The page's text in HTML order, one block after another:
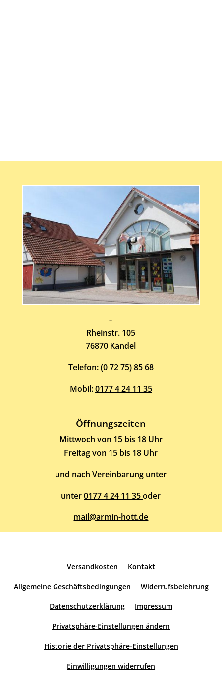
Rheinstr. 105
76870 Kandel
Telefon:(0 72 75) 85 68
Mobil:0177 4 24 11 35
Öffnungszeiten
Mittwoch von 15 bis 18 Uhr
Freitag von 15 bis 18 Uhr
und nach Vereinbarung unter
unter0177 4 24 11 35oder
mail@armin-hott.de
Versandkosten Kontakt
Allgemeine Geschäftsbedingungen Widerrufsbelehrung
Datenschutzerklärung Impressum
Privatsphäre-Einstellungen ändern
Historie der Privatsphäre-Einstellungen
Einwilligungen widerrufen